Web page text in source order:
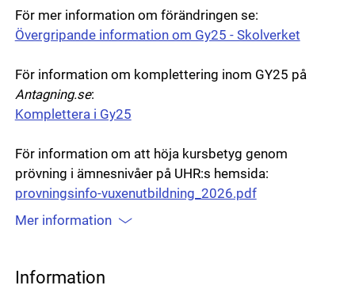
För mer information om förändringen se:
Övergripande information om Gy25 - Skolverket
För information om komplettering inom GY25 på
Antagning.se:
Komplettera i Gy25
För information om att höja kursbetyg genom
prövning i ämnesnivåer på UHR:s hemsida:
provningsinfo-vuxenutbildning_2026.pdf
Mer information
Information